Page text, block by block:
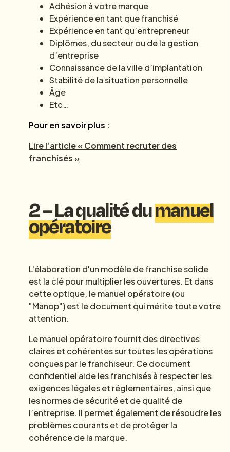
Adhésion à votre marque
Expérience en tant que franchisé
Expérience en tant qu’entrepreneur
Diplômes, du secteur ou de la gestion
d’entreprise
Connaissance de la ville d’implantation
Stabilité de la situation personnelle
Âge
Etc…
Pour en savoir plus :
Lire l’article « Comment recruter des
franchisés »
2 – La qualité dumanuel
opératoire
L'élaboration d'un modèle de franchise solide
est la clé pour multiplier les ouvertures. Et dans
cette optique, le manuel opératoire (ou
"Manop") est le document qui mérite toute votre
attention.
Le manuel opératoire fournit des directives
claires et cohérentes sur toutes les opérations
conçues par le franchiseur. Ce document
confidentiel aide les franchisés à respecter les
exigences légales et réglementaires, ainsi que
les normes de sécurité et de qualité de
l’entreprise. Il permet également de résoudre les
problèmes courants et de protéger la
cohérence de la marque.